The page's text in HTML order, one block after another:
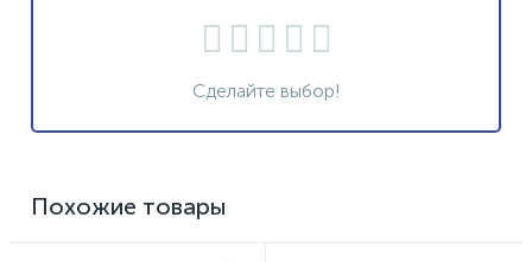
Сделайте выбор!
Похожие товары